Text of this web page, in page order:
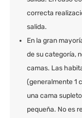
correcta
salida.
En la gran
de su categoría,
camas. Las
(generalmente 1
una cama
pequeña. No es